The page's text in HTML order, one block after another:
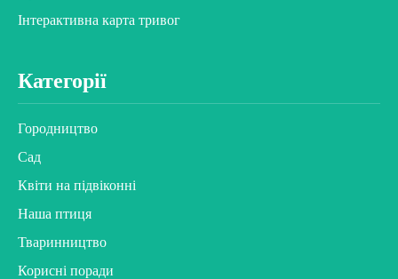
Інтерактивна карта тривог
Категорії
Городництво
Сад
Квіти на підвіконні
Наша птиця
Тваринництво
Корисні поради